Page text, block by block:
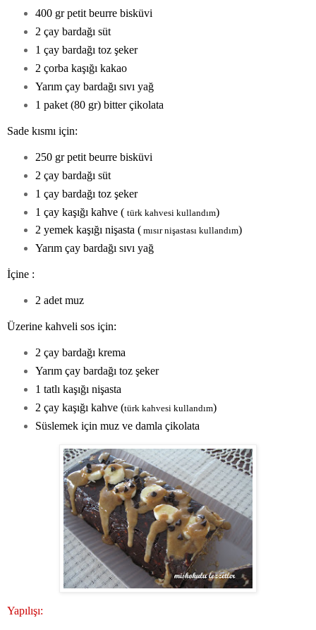
400 gr petit beurre bisküvi
2 çay bardağı süt
1 çay bardağı toz şeker
2 çorba kaşığı kakao
Yarım çay bardağı sıvı yağ
1 paket (80 gr) bitter çikolata
Sade kısmı için:
250 gr petit beurre bisküvi
2 çay bardağı süt
1 çay bardağı toz şeker
1 çay kaşığı kahve ( türk kahvesi kullandım)
2 yemek kaşığı nişasta ( mısır nişastası kullandım)
Yarım çay bardağı sıvı yağ
İçine :
2 adet muz
Üzerine kahveli sos için:
2 çay bardağı krema
Yarım çay bardağı toz şeker
1 tatlı kaşığı nişasta
2 çay kaşığı kahve (türk kahvesi kullandım)
Süslemek için muz ve damla çikolata
Yapılışı: